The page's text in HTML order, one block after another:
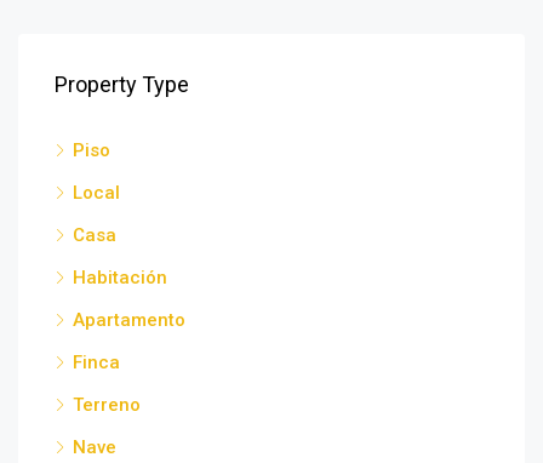
Property Type
Piso
Local
Casa
Habitación
Apartamento
Finca
Terreno
Nave